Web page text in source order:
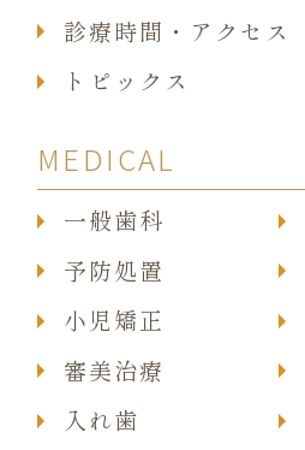
診療時間・アクセス
トピックス
MEDICAL
一般歯科
審美治療
予防処置
入れ歯
小児矯正